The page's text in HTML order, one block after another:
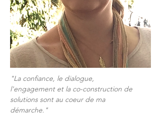
"La confiance, le dialogue,
l'engagement et la co-construction de
solutions sont au coeur de ma
démarche."